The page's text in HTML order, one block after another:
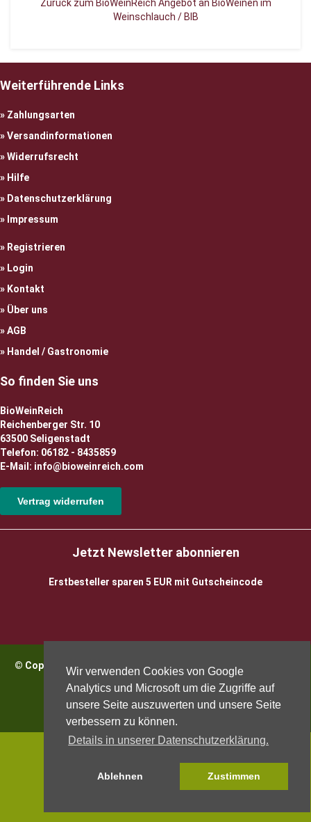
Wir verwenden Cookies von Google
Analytics und Microsoft um die Zugriffe auf
unsere Seite auszuwerten und unsere Seite
verbessern zu können.
Details in unserer Datenschutzerklärung.
Ablehnen Zustimmen
Zurück zum BioWeinReich Angebot an BioWeinen im
Weinschlauch / BIB
Weiterführende Links
Zahlungsarten
Versandinformationen
Widerrufsrecht
Hilfe
Datenschutzerklärung
Impressum
Registrieren
Login
Kontakt
Über uns
AGB
Handel / Gastronomie
So finden Sie uns
BioWeinReich
Reichenberger Str. 10
63500 Seligenstadt
Telefon: 06182 - 8435859
E-Mail: info@bioweinreich.com
Vertrag widerrufen
Jetzt Newsletter abonnieren
Erstbesteller sparen 5 EUR mit Gutscheincode
© Copyright 2026 BioWeinReich. Alle Rechte vorbehalten |